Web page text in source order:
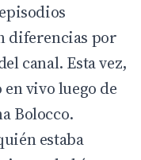
diferencias por
canal. Esta vez,
vivo luego de
Bolocco.
estaba